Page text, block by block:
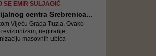
SE EMIR SULJAGIĆ
centra Srebrenica...
Vijeću Grada Tuzla. Ovako
negiranje,
masovnih ubica